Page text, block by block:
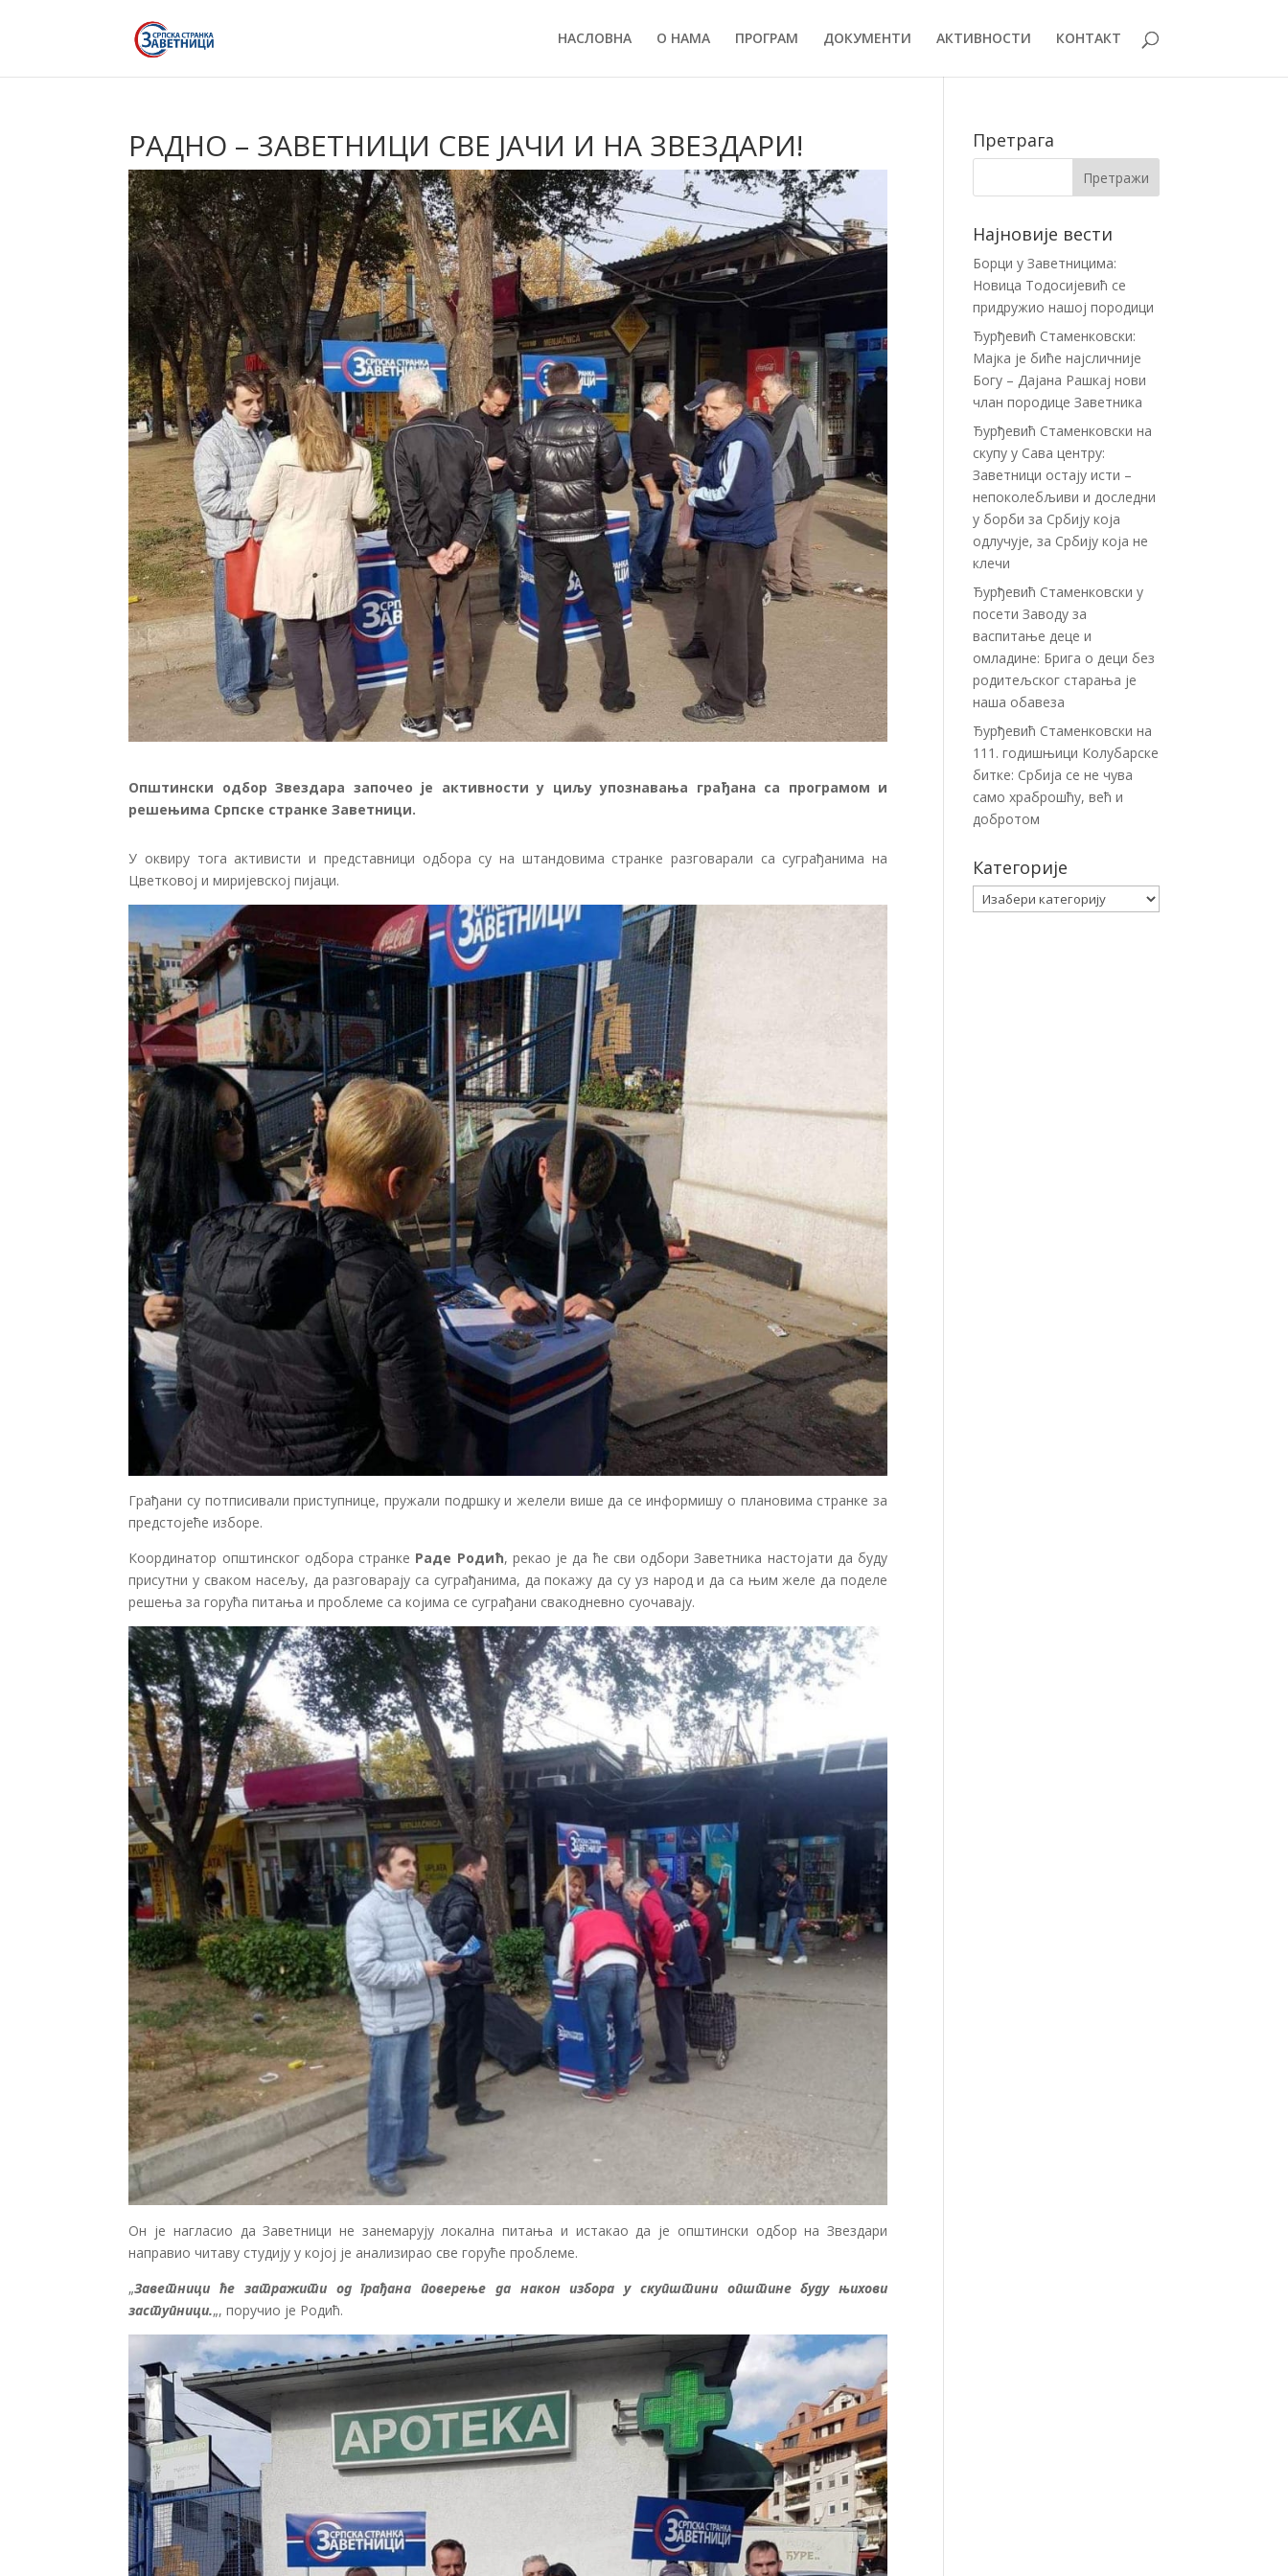
НАСЛОВНА О НАМА ПРОГРАМ ДОКУМЕНТИ АКТИВНОСТИ КОНТАКТ
РАДНО – ЗАВЕТНИЦИ СВЕ ЈАЧИ И НА ЗВЕЗДАРИ!
Општински одбор Звездара започео је активности у циљу упознавања грађана са програмом и
решењима Српске странке Заветници.
У оквиру тога активисти и представници одбора су на штандовима странке разговарали са суграђанима на
Цветковој и миријевској пијаци.
Грађани су потписивали приступнице, пружали подршку и желели више да се информишу о плановима странке за
предстојеће изборе.
Координатор општинског одбора странке Раде Родић, рекао је да ће сви одбори Заветника настојати да буду
присутни у сваком насељу, да разговарају са суграђанима, да покажу да су уз народ и да са њим желе да поделе
решења за горућа питања и проблеме са којима се суграђани свакодневно суочавају.
Он је нагласио да Заветници не занемарују локална питања и истакао да је општински одбор на Звездари
направио читаву студију у којој је анализирао све горуће проблеме.
„Заветници ће затражити од грађана поверење да након избора у скупштини општине буду њихови
заступници.„, поручио је Родић.
Претрага
Најновије вести
Борци у Заветницима:
Новица Тодосијевић се
придружио нашој породици
Ђурђевић Стаменковски:
Мајка је биће најсличније
Богу – Дајана Рашкај нови
члан породице Заветника
Ђурђевић Стаменковски на
скупу у Сава центру:
Заветници остају исти –
непоколебљиви и доследни
у борби за Србију која
одлучује, за Србију која не
клечи
Ђурђевић Стаменковски у
посети Заводу за
васпитање деце и
омладине: Брига о деци без
родитељског старања је
наша обавеза
Ђурђевић Стаменковски на
111. годишњици Колубарске
битке: Србија се не чува
само храброшћу, већ и
добротом
Категорије
Категорије